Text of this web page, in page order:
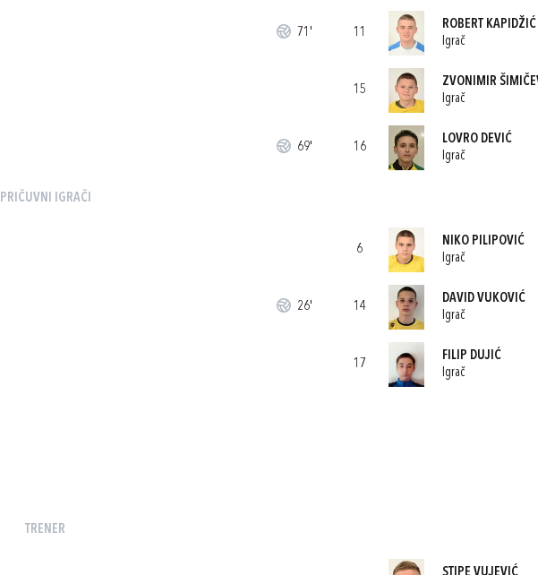
71'
69'
PRIČUVNI IGRAČI
26'
TRENER
11
ROBERT KAPIDŽIĆ
Igrač
15
ZVONIMIR
Igrač
16
LOVRO DEVIĆ
Igrač
6
NIKO PILIPOVIĆ
Igrač
14
DAVID VUKOVIĆ
Igrač
17
FILIP DUJIĆ
Igrač
STIPE VUJEVIĆ